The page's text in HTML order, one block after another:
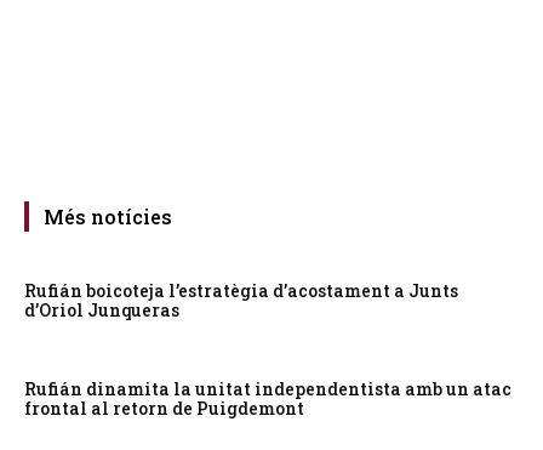
Més notícies
Rufián boicoteja l’estratègia d’acostament a Junts
d’Oriol Junqueras
Rufián dinamita la unitat independentista amb un atac
frontal al retorn de Puigdemont